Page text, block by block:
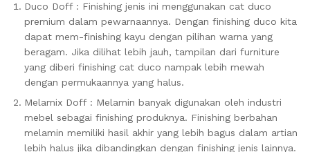
Duco Doff : Finishing jenis ini menggunakan cat duco
premium dalam pewarnaannya. Dengan finishing duco kita
dapat mem-finishing kayu dengan pilihan warna yang
beragam. Jika dilihat lebih jauh, tampilan dari furniture
yang diberi finishing cat duco nampak lebih mewah
dengan permukaannya yang halus.
Melamix Doff : Melamin banyak digunakan oleh industri
mebel sebagai finishing produknya. Finishing berbahan
melamin memiliki hasil akhir yang lebih bagus dalam artian
lebih halus jika dibandingkan dengan finishing jenis lainnya.